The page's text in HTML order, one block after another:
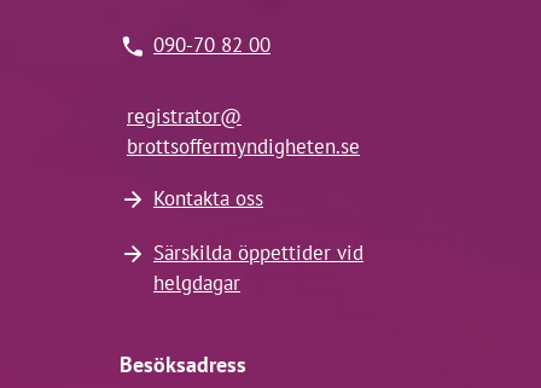
090-70 82 00
registrator@
brottsoffermyndigheten.se
Kontakta oss
Särskilda öppettider vid
helgdagar
Besöksadress